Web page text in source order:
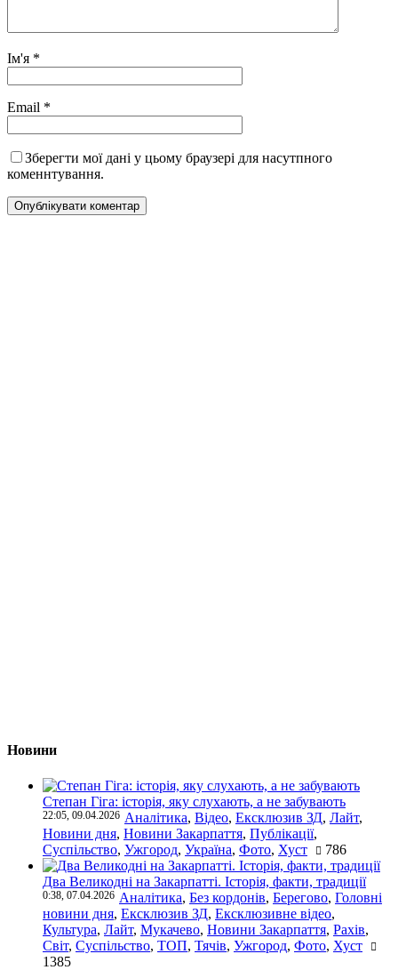
Ім'я *
Email *
Зберегти мої дані у цьому браузері для насутпного
коменнтування.
Новини
Степан Гіга: історія, яку слухають, а не забувають
22:05, 09.04.2026 Аналітика, Відео, Ексклюзив ЗД, Лайт,
Новини дня, Новини Закарпаття, Публікації,
Суспільство, Ужгород, Україна, Фото, Хуст 786
Два Великодні на Закарпатті. Історія, факти, традиції
0:38, 07.04.2026 Аналітика, Без кордонів, Берегово, Головні
новини дня, Ексклюзив ЗД, Ексклюзивне відео,
Культура, Лайт, Мукачево, Новини Закарпаття, Рахів,
Світ, Суспільство, ТОП, Тячів, Ужгород, Фото, Хуст
1385